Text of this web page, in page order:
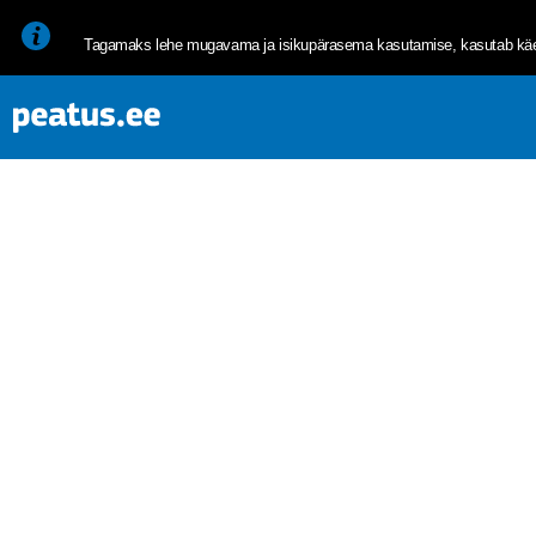
<p><span style="font-size: 10pt; line-height: 107%; font-family:
Tagamaks lehe mugavama ja isikupärasema kasutamise, kasutab